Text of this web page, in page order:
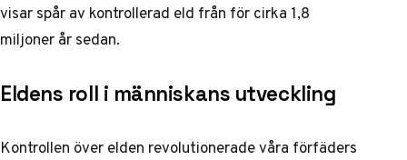
visar spår av kontrollerad eld från för cirka 1,8
miljoner år sedan.
Eldens roll i människans utveckling
Kontrollen över elden revolutionerade våra förfäders